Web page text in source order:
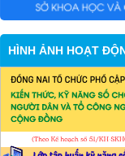
HÌNH ẢNH HOẠT